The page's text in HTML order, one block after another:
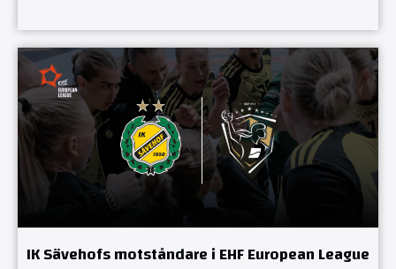
IK Sävehofs motståndare i EHF European League